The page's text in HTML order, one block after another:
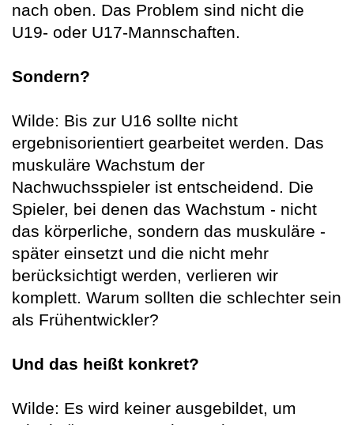
nach oben. Das Problem sind nicht die
U19- oder U17-Mannschaften.
Sondern?
Wilde: Bis zur U16 sollte nicht
ergebnisorientiert gearbeitet werden. Das
muskuläre Wachstum der
Nachwuchsspieler ist entscheidend. Die
Spieler, bei denen das Wachstum - nicht
das körperliche, sondern das muskuläre -
später einsetzt und die nicht mehr
berücksichtigt werden, verlieren wir
komplett. Warum sollten die schlechter sein
als Frühentwickler?
Und das heißt konkret?
Wilde: Es wird keiner ausgebildet, um